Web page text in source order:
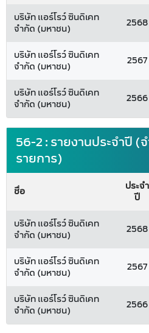
บริษัท แอร์โรว์ ซินดิเคท
จำกัด (มหาชน)
2568
บริษัท แอร์โรว์ ซินดิเคท
จำกัด (มหาชน)
2567
บริษัท แอร์โรว์ ซินดิเคท
จำกัด (มหาชน)
2566
56-2 : รายงานประจำปี
รายการ)
ชื่อ
ประจำ
ปี
บริษัท แอร์โรว์ ซินดิเคท
จำกัด (มหาชน)
2568
บริษัท แอร์โรว์ ซินดิเคท
จำกัด (มหาชน)
2567
บริษัท แอร์โรว์ ซินดิเคท
จำกัด (มหาชน)
2566